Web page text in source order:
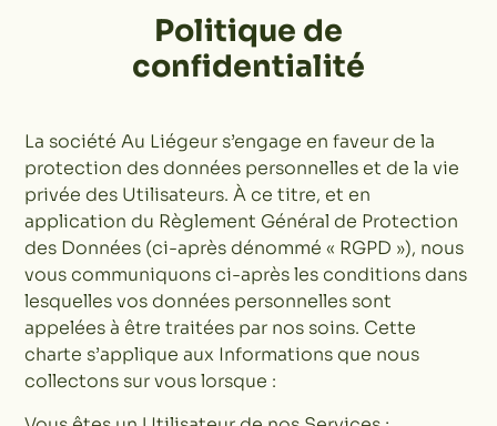
Politique de
confidentialité
La société Au Liégeur s’engage en faveur de la
protection des données personnelles et de la vie
privée des Utilisateurs. À ce titre, et en
application du Règlement Général de Protection
des Données (ci-après dénommé « RGPD »), nous
vous communiquons ci-après les conditions dans
lesquelles vos données personnelles sont
appelées à être traitées par nos soins. Cette
charte s’applique aux Informations que nous
collectons sur vous lorsque :